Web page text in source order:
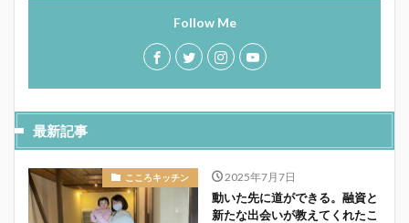
Follow Me
最新記事
こころキッチン 2025年7月7日
動いた先に道ができる。融資と
新たな出会いが教えてくれたこ